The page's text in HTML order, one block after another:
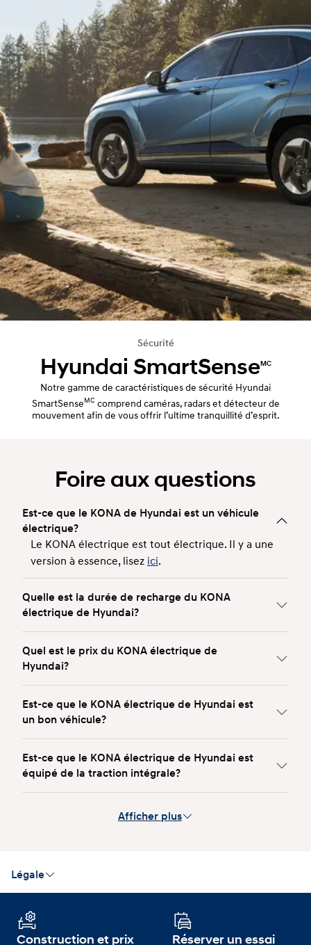
Sécurité
Hyundai SmartSenseMC
Notre gamme de caractéristiques de sécurité Hyundai
SmartSenseMC comprend caméras, radars et détecteur de
mouvement afin de vous offrir l’ultime tranquillité d’esprit.
Foire aux questions
Est-ce que le KONA de Hyundai est un véhicule
électrique?
Le KONA électrique est tout électrique. Il y a une
version à essence, lisez ici.
Quelle est la durée de recharge du KONA
électrique de Hyundai?
Quel est le prix du KONA électrique de
Hyundai?
Est-ce que le KONA électrique de Hyundai est
un bon véhicule?
Est-ce que le KONA électrique de Hyundai est
équipé de la traction intégrale?
Afficher plus
Légale
préparation), les frais d’administration du concessionnaire, les droits
et toutes les taxes applicables (excluant TVH/TVP/TPS/TVQ). Les
versements affichés ne comprennent pas les taxes. Pour voir le
Construction et prix Réserver un essai